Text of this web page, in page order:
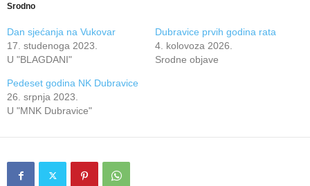
Srodno
Dan sjećanja na Vukovar
17. studenoga 2023.
U "BLAGDANI"
Dubravice prvih godina rata
4. kolovoza 2026.
Srodne objave
Pedeset godina NK Dubravice
26. srpnja 2023.
U "MNK Dubravice"